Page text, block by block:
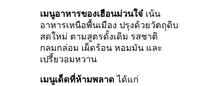
เมนูอาหารของเฮือนม่วนใจ๋ เน้น
อาหารเหนือพื้นเมือง ปรุงด้วยวัตถุดิบ
สดใหม่ ตามสูตรดั้งเดิม รสชาติ
กลมกล่อม เผ็ดร้อน หอมมัน และ
เปรี้ยวอมหวาน
เมนูเด็ดที่ห้ามพลาด ได้แก่